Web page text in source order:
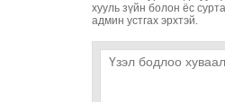
хууль зүйн болон ёс
админ устгах эрхтэй.